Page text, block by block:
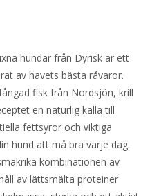
hundar från Dyrisk är ett
av havets bästa råvaror.
fisk från Nordsjön, krill
en naturlig källa till
fettsyror och viktiga
hund att må bra varje dag.
kombinationen av
av lättsmälta proteiner